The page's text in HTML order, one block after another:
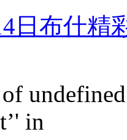
日布什精
in